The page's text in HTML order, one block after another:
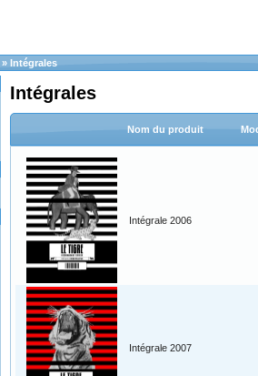
» Intégrales
Intégrales
Nom du produit
Intégrale 2006
Intégrale 2007